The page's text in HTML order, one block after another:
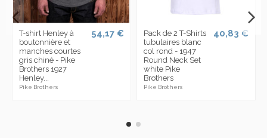
T-shirt Henley à
boutonnière et
manches courtes
gris chiné - Pike
Brothers 1927
Henley...
Pike Brothers
54,17 €
Pack de 2 T-Shirts
tubulaires blanc
col rond - 1947
Round Neck Set
white Pike
Brothers
Pike Brothers
40,83 €